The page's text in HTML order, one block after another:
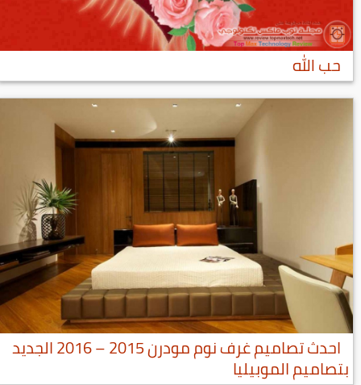
حب الله
احدث تصاميم غرف نوم مودرن 2015 – 2016 الجديد
بتصاميم الموبيليا